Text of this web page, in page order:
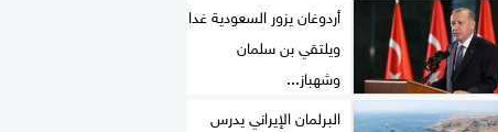
أردوغان يزور السعودية غدا
ويلتقي بن سلمان
وشهباز...
البرلمان الإيراني يدرس